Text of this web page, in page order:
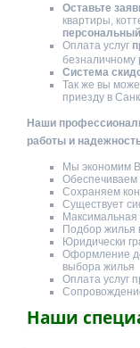
Оставьте
квартиры,
персональный
Оплата услуг
безналичному
Система
Так же вы
приезду в
Наши
работы и
Мы экономим
Обеспечиваем
Сохраняем
Существует
Максимальная
Подбор жилья
Юридически
Оформление
выбора жилья
Оплата услуг
Наши